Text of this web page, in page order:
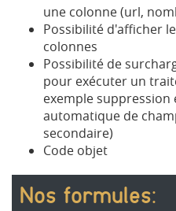
une colonne (url,
Possibilité d'afficher
colonnes
Possibilité de
pour exécuter un
exemple
automatique de
secondaire)
Code objet
Nos formules: